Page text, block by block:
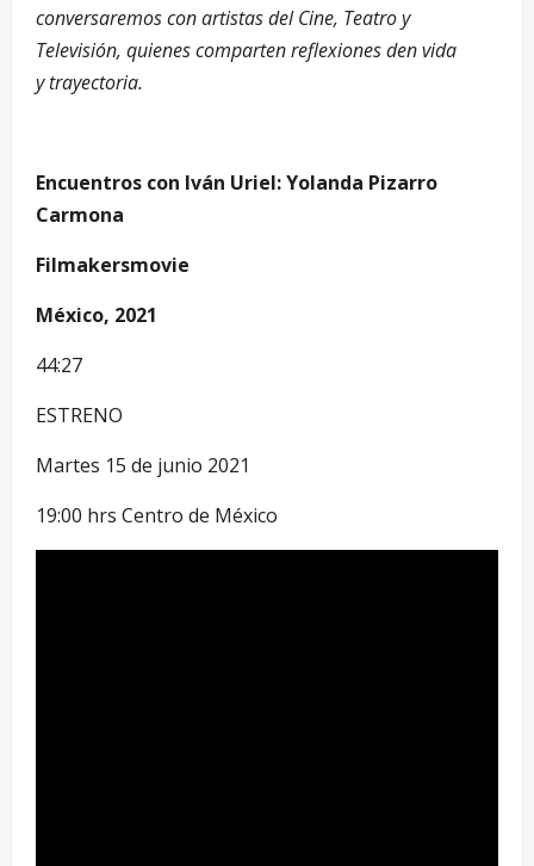
conversaremos con artistas del Cine, Teatro y
Televisión, quienes comparten reflexiones den vida
y trayectoria.
Encuentros con Iván Uriel: Yolanda Pizarro
Carmona
Filmakersmovie
México, 2021
44:27
ESTRENO
Martes 15 de junio 2021
19:00 hrs Centro de México